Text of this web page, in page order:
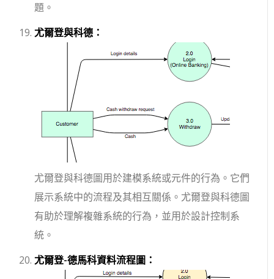
題。
尤爾登與科德：
尤爾登與科德圖用於建模系統或元件的行為。它們
展示系統中的流程及其相互關係。尤爾登與科德圖
有助於理解複雜系統的行為，並用於設計控制系
統。
尤爾登-德馬科資料流程圖：